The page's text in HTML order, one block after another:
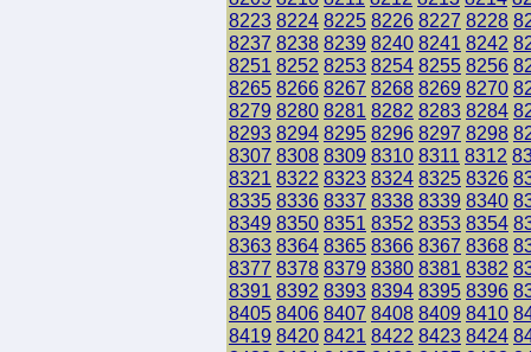
8223 8224 8225 8226 8227 8228
8237 8238 8239 8240 8241 8242
8251 8252 8253 8254 8255 8256
8265 8266 8267 8268 8269 8270
8279 8280 8281 8282 8283 8284
8293 8294 8295 8296 8297 8298
8307 8308 8309 8310 8311 8312
8321 8322 8323 8324 8325 8326
8335 8336 8337 8338 8339 8340
8349 8350 8351 8352 8353 8354
8363 8364 8365 8366 8367 8368
8377 8378 8379 8380 8381 8382
8391 8392 8393 8394 8395 8396
8405 8406 8407 8408 8409 8410
8419 8420 8421 8422 8423 8424